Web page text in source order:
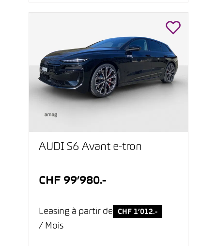
AUDI S6 Avant e-tron
CHF 99’980.-
Leasing à partir de CHF 1’012.-
/ Mois